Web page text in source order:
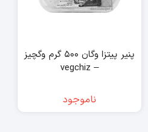
پنیر پیتزا وگان ۵۰۰ گرم وگچیز
– vegchiz
ناموجود